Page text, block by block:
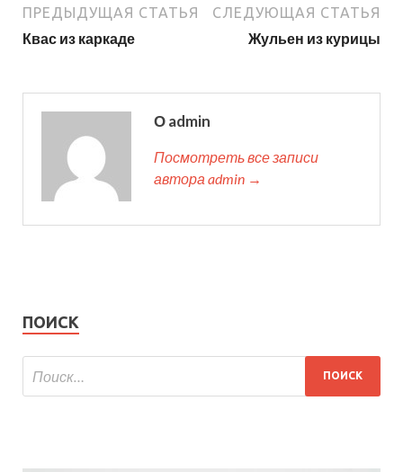
ПРЕДЫДУЩАЯ СТАТЬЯ
Квас из каркаде
СЛЕДУЮЩАЯ СТАТЬЯ
Жульен из курицы
О admin
Посмотреть все записи
автора admin →
ПОИСК